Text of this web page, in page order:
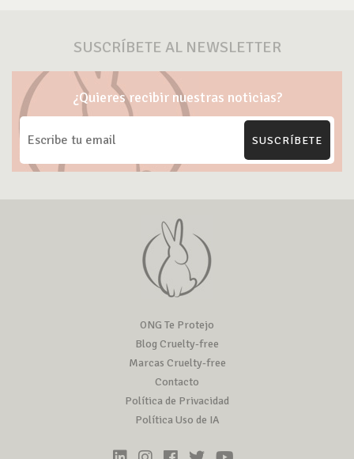
REVIEWS
Jordana – Taupe y Chestnut Eyeliner
Hace tiempo fui a la Tienda Make Up que está en el Mall Plaza